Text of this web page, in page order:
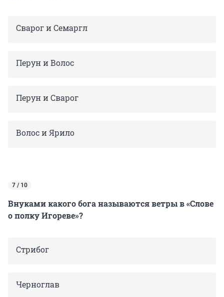
Сварог и Семаргл
Перун и Волос
Перун и Сварог
Волос и Ярило
7 / 10
Внуками какого бога называются ветры в «Слове
о полку Игореве»?
Стрибог
Черноглав